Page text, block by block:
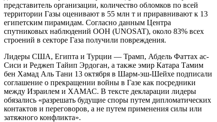
представитель организации, количество обломков по всей
территории Газы оценивают в 55 млн т и приравнивают к 13
египетским пирамидам. Согласно данным Центра
спутниковых наблюдений ООН (UNOSAT), около 83% всех
строений в секторе Газа получили повреждения.
Лидеры США, Египта и Турции — Трамп, Абдель Фаттах ас-
Сиси и Реджеп Тайип Эрдоган, а также эмир Катара Тамим
бен Хамад Аль Тани 13 октября в Шарм-эш-Шейхе подписали
соглашение о прекращении войны в Газе как посредники
между Израилем и ХАМАС. В тексте декларации лидеры
обязались «разрешать будущие споры путем дипломатических
контактов и переговоров, а не путем применения силы или
затяжного конфликта».